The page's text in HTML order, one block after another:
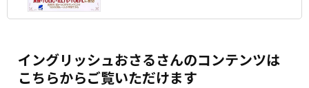
イングリッシュおさるさんのコンテンツは
こちらからご覧いただけます